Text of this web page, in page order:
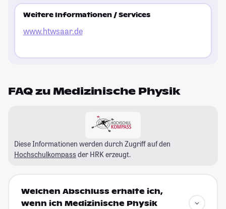
Weitere Informationen / Services
www.htwsaar.de
FAQ zu Medizinische Physik
Diese Informationen werden durch Zugriff auf den
Hochschulkompass der HRK erzeugt.
Welchen Abschluss erhalte ich,
wenn ich Medizinische Physik